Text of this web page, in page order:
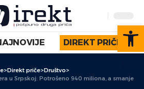
DIREKT PRIČE
>Direkt priče>Društvo>
u Srpskoj: Potrošeno 940 miliona, a smanjena